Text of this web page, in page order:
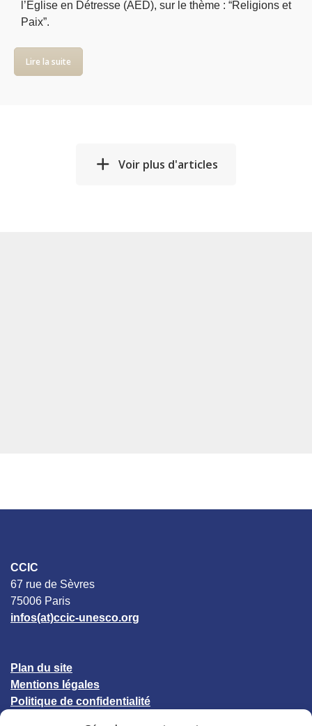
l’Église en Détresse (AED), sur le thème : “Religions et
Paix”.
Lire la suite
Voir plus d'articles
CCIC
67 rue de Sèvres
75006 Paris
infos(at)ccic-unesco.org
Plan du site
Mentions légales
Politique de confidentialité